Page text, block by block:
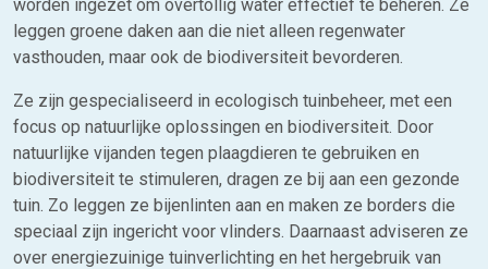
worden ingezet om overtollig water effectief te beheren. Ze
leggen groene daken aan die niet alleen regenwater
vasthouden, maar ook de biodiversiteit bevorderen.
Ze zijn gespecialiseerd in ecologisch tuinbeheer, met een
focus op natuurlijke oplossingen en biodiversiteit. Door
natuurlijke vijanden tegen plaagdieren te gebruiken en
biodiversiteit te stimuleren, dragen ze bij aan een gezonde
tuin. Zo leggen ze bijenlinten aan en maken ze borders die
speciaal zijn ingericht voor vlinders. Daarnaast adviseren ze
over energiezuinige tuinverlichting en het hergebruik van